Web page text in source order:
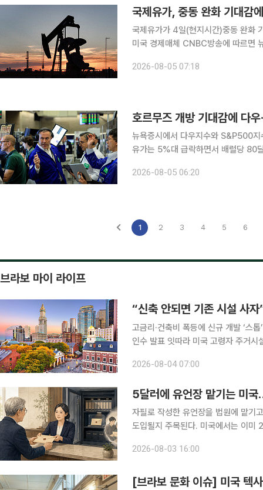
국제유가가 4일(현지시간)중동 완화
미국 경제매체 CNBC방송에 따르면
소의 10월 인도분 브렌트유 선물 가
2026-08-05 07:18
뉴욕증시에서 다우지수와 S&P500
유가는 5%대 급락하면서 배럴당 80달러를 밑돌았다. 4일(현지시
지수는 전장보다 136.02포인트
2026-08-05 06:20
1 2 3 4 5 6
브라보 마이 라이프
“신축 안되면 기존 시설 사
고금리·건축비 폭등에 신규 개발 ‘스톱’ 입주율 90% 육박, 신규는 0.4% 증가 7월 들어 우량
인수 발표 잇따라 미국 고령자 주거시설 시장에 지각변동이 나타나고 있다. 고령화로 입주 수요는
자사들은 새 시설을 짓는 대신 운영 중
2026-08-04 07:00
5달러에 유언장 맡기는 미
자필로 작성한 유언장을 법원에 맡기
도입될지 주목된다. 미국에서는 이미
국의 유언증서 공적 보관 관련 입법례
2026-08-03 16:00
[브라보 문화 이슈] 미국 텍